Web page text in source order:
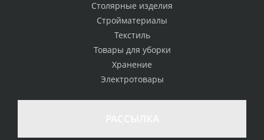
Столярные изделия
Стройматериалы
Текстиль
Товары для уборки
Хранение
Электротовары